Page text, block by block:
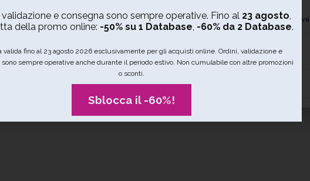
validazione e consegna sono sempre operative. Fino al 23 agosto,
della promo online: -50% su 1 Database, -60% da 2 Database.
valida fino al 23 agosto 2026 esclusivamente per gli acquisti online. Ordini, validazione e
sono sempre operative anche durante il periodo estivo. Non cumulabile con altre promozioni
o sconti.
Sblocca il -60%!
Arredamento Arte e cultura Artigianato Automotive
IN CHE NAZIONE STAI CERCANDO?